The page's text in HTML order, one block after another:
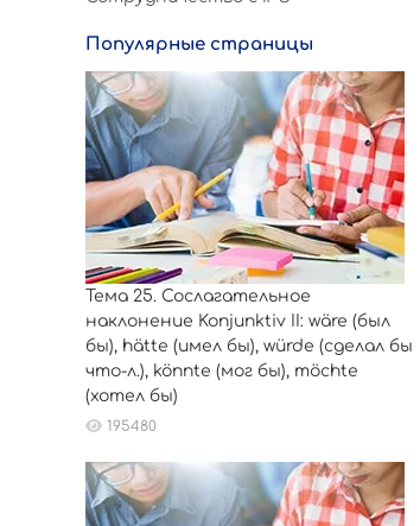
Популярные страницы
Тема 25. Сослагательное
наклонение Konjunktiv II: wäre (был
бы), hätte (имел бы), würde (сделал бы
что-л.), könnte (мог бы), möchte
(хотел бы)
195480